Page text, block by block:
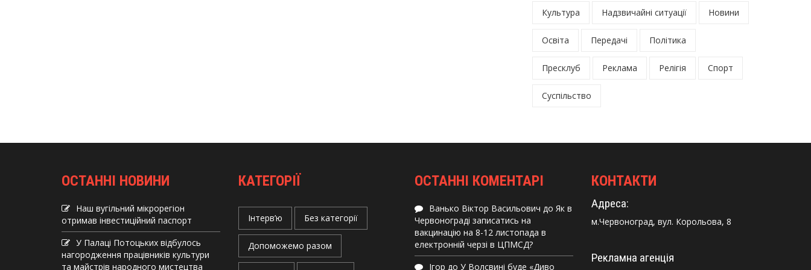
Культура Надзвичайні ситуації Новини
Освіта Передачі Політика
Пресклуб Реклама Релігія Спорт
Суспільство
ОСТАННІ НОВИНИ
Наш вугільний мікрорегіон
отримав інвеcтиційний паспорт
У Палаці Потоцьких відбулось
нагородження працівників культури
та майстрів народного мистецтва
КАТЕГОРІЇ
Інтерв’ю Без категорії
Допоможемо разом
ОСТАННІ КОМЕНТАРІ
Ванько Віктор Васильович до Як в
Червонограді записатись на
вакцинацію на 8-12 листопада в
електронній черзі в ЦПМСД?
Ігор до У Волсвині буде «Диво
КОНТАКТИ
Адреса:
м.Червоноград, вул. Корольова, 8
Рекламна агенція